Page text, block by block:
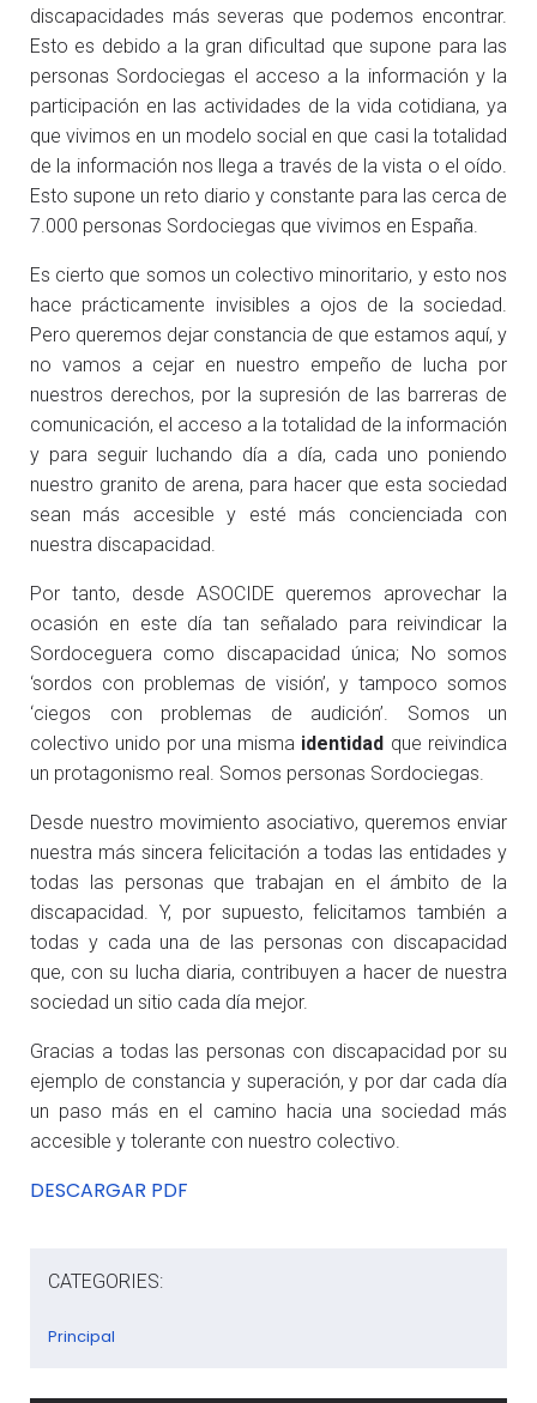
discapacidades más severas que podemos encontrar.
Esto es debido a la gran dificultad que supone para las
personas Sordociegas el acceso a la información y la
participación en las actividades de la vida cotidiana, ya
que vivimos en un modelo social en que casi la totalidad
de la información nos llega a través de la vista o el oído.
Esto supone un reto diario y constante para las cerca de
7.000 personas Sordociegas que vivimos en España.
Es cierto que somos un colectivo minoritario, y esto nos
hace prácticamente invisibles a ojos de la sociedad.
Pero queremos dejar constancia de que estamos aquí, y
no vamos a cejar en nuestro empeño de lucha por
nuestros derechos, por la supresión de las barreras de
comunicación, el acceso a la totalidad de la información
y para seguir luchando día a día, cada uno poniendo
nuestro granito de arena, para hacer que esta sociedad
sean más accesible y esté más concienciada con
nuestra discapacidad.
Por tanto, desde ASOCIDE queremos aprovechar la
ocasión en este día tan señalado para reivindicar la
Sordoceguera como discapacidad única; No somos
‘sordos con problemas de visión’, y tampoco somos
‘ciegos con problemas de audición’. Somos un
colectivo unido por una misma identidad que reivindica
un protagonismo real. Somos personas Sordociegas.
Desde nuestro movimiento asociativo, queremos enviar
nuestra más sincera felicitación a todas las entidades y
todas las personas que trabajan en el ámbito de la
discapacidad. Y, por supuesto, felicitamos también a
todas y cada una de las personas con discapacidad
que, con su lucha diaria, contribuyen a hacer de nuestra
sociedad un sitio cada día mejor.
Gracias a todas las personas con discapacidad por su
ejemplo de constancia y superación, y por dar cada día
un paso más en el camino hacia una sociedad más
accesible y tolerante con nuestro colectivo.
DESCARGAR PDF
CATEGORIES:
Principal